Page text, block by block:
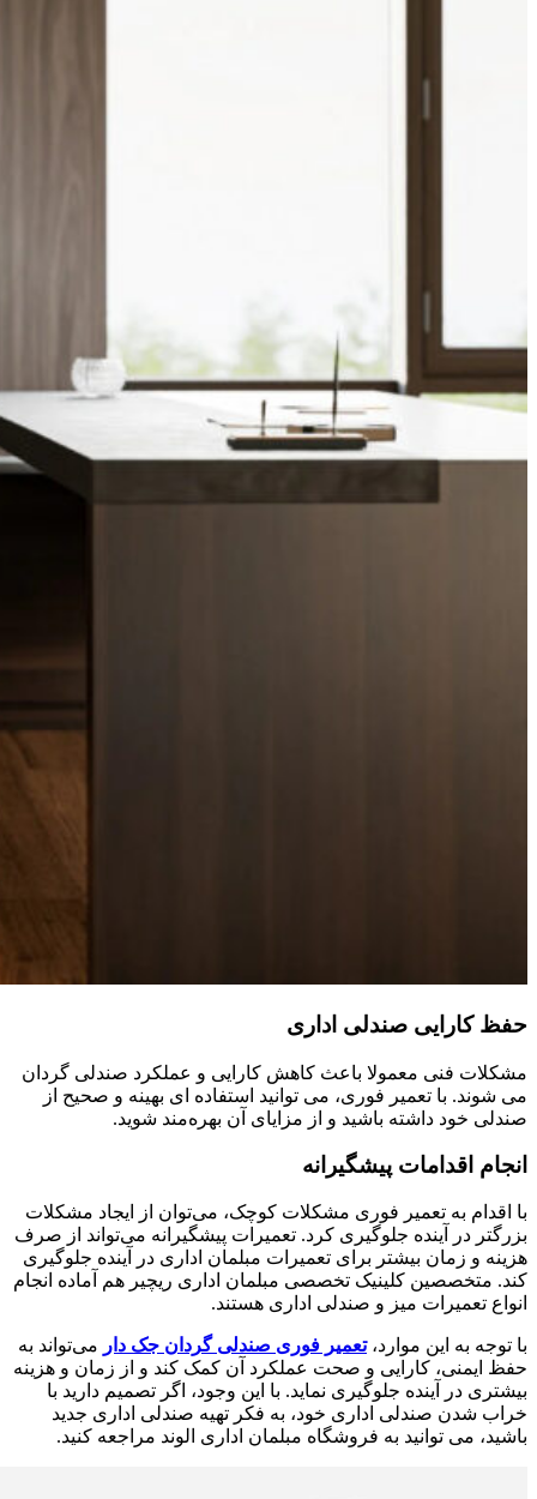
حفظ کارایی صندلی اداری
مشکلات فنی معمولا باعث کاهش کارایی و عملکرد صندلی گردان
می ‌شوند. با تعمیر فوری، می ‌توانید استفاده ای بهینه و صحیح از
صندلی خود داشته باشید و از مزایای آن بهره‌مند شوید.
انجام اقدامات پیشگیرانه
با اقدام به تعمیر فوری مشکلات کوچک، می‌توان از ایجاد مشکلات
بزرگتر در آینده جلوگیری کرد. تعمیرات پیشگیرانه می‌تواند از صرف
هزینه و زمان بیشتر برای تعمیرات مبلمان اداری در آینده جلوگیری
کند. متخصصین کلینیک تخصصی مبلمان اداری ریچیر هم آماده انجام
انواع تعمیرات میز و صندلی اداری هستند.
با توجه به این موارد،تعمیر فوری صندلی گردان جک دار می‌تواند به
حفظ ایمنی، کارایی و صحت عملکرد آن کمک کند و از زمان و هزینه
بیشتری در آینده جلوگیری نماید. با این وجود، اگر تصمیم دارید با
خراب شدن صندلی اداری خود، به فکر تهیه صندلی اداری جدید
باشید، می توانید به فروشگاه مبلمان اداری الوند مراجعه کنید.